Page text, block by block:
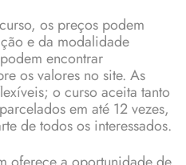
os preços podem
e da modalidade
encontrar
os valores no site. As
o curso aceita tanto
em até 12 vezes,
de todos os interessados.